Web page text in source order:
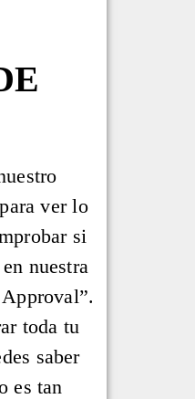
ver lo
si
nuestra
toda tu
saber
es tan